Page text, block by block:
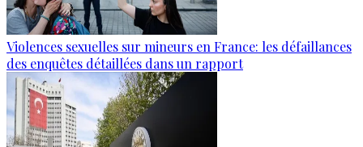
Violences sexuelles sur mineurs en France: les défaillances
des enquêtes détaillées dans un rapport